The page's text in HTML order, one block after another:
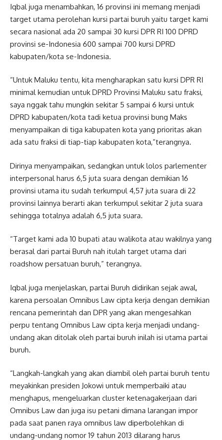
Iqbal juga menambahkan, 16 provinsi ini memang menjadi
target utama perolehan kursi partai buruh yaitu target kami
secara nasional ada 20 sampai 30 kursi DPR RI 100 DPRD
provinsi se-Indonesia 600 sampai 700 kursi DPRD
kabupaten/kota se-Indonesia.
“Untuk Maluku tentu, kita mengharapkan satu kursi DPR RI
minimal kemudian untuk DPRD Provinsi Maluku satu fraksi,
saya nggak tahu mungkin sekitar 5 sampai 6 kursi untuk
DPRD kabupaten/kota tadi ketua provinsi bung Maks
menyampaikan di tiga kabupaten kota yang prioritas akan
ada satu fraksi di tiap-tiap kabupaten kota,”terangnya.
Dirinya menyampaikan, sedangkan untuk lolos parlementer
interpersonal harus 6,5 juta suara dengan demikian 16
provinsi utama itu sudah terkumpul 4,57 juta suara di 22
provinsi lainnya berarti akan terkumpul sekitar 2 juta suara
sehingga totalnya adalah 6,5 juta suara.
“Target kami ada 10 bupati atau walikota atau wakilnya yang
berasal dari partai Buruh nah itulah target utama dari
roadshow persatuan buruh,” terangnya.
Iqbal juga menjelaskan, partai Buruh didirikan sejak awal,
karena persoalan Omnibus Law cipta kerja dengan demikian
rencana pemerintah dan DPR yang akan mengesahkan
perpu tentang Omnibus Law cipta kerja menjadi undang-
undang akan ditolak oleh partai buruh inilah isi utama partai
buruh.
“Langkah-langkah yang akan diambil oleh partai buruh tentu
meyakinkan presiden Jokowi untuk memperbaiki atau
menghapus, mengeluarkan cluster ketenagakerjaan dari
Omnibus Law dan juga isu petani dimana larangan impor
pada saat panen raya omnibus law diperbolehkan di
undang-undang nomor 19 tahun 2013 dilarang harus